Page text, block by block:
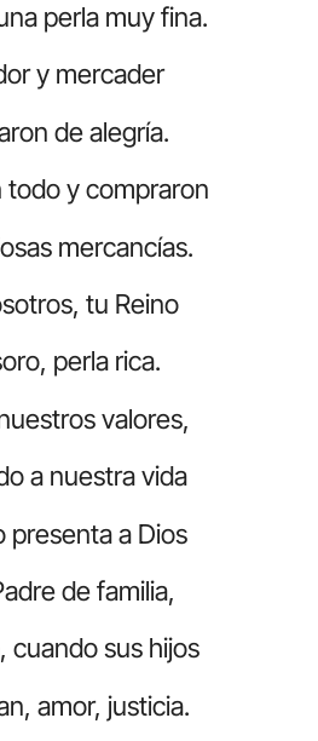
perla muy fina.
y mercader
de alegría.
todo y compraron
mercancías.
tu Reino
perla rica.
valores,
a nuestra vida
presenta a Dios
de familia,
cuando sus hijos
amor, justicia.